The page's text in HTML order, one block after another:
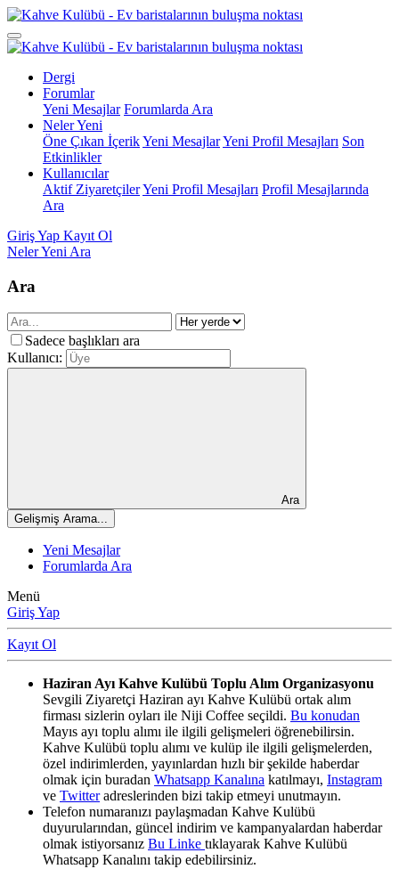
Dergi
Forumlar
Yeni Mesajlar Forumlarda Ara
Neler Yeni
Öne Çıkan İçerikYeni MesajlarYeni Profil Mesajları Son
Etkinlikler
Kullanıcılar
Aktif ZiyaretçilerYeni Profil Mesajları Profil Mesajlarında
Ara
Giriş Yap Kayıt Ol
Neler Yeni Ara
Ara
Sadece başlıkları ara
Kullanıcı:
Ara
Gelişmiş Arama...
Yeni Mesajlar
Forumlarda Ara
Menü
Giriş Yap
Kayıt Ol
Haziran Ayı Kahve Kulübü Toplu Alım Organizasyonu
Sevgili Ziyaretçi Haziran ayı Kahve Kulübü ortak alım
firması sizlerin oyları ile Niji Coffee seçildi. Bu konudan
Mayıs ayı toplu alımı ile ilgili gelişmeleri öğrenebilirsin.
Kahve Kulübü toplu alımı ve kulüp ile ilgili gelişmelerden,
özel indirimlerden, yayınlardan hızlı bir şekilde haberdar
olmak için buradan Whatsapp Kanalına katılmayı, Instagram
ve Twitteradreslerinden bizi takip etmeyi unutmayın.
Telefon numaranızı paylaşmadan Kahve Kulübü
duyurularından, güncel indirim ve kampanyalardan haberdar
olmak istiyorsanız Bu Linke tıklayarak Kahve Kulübü
Whatsapp Kanalını takip edebilirsiniz.